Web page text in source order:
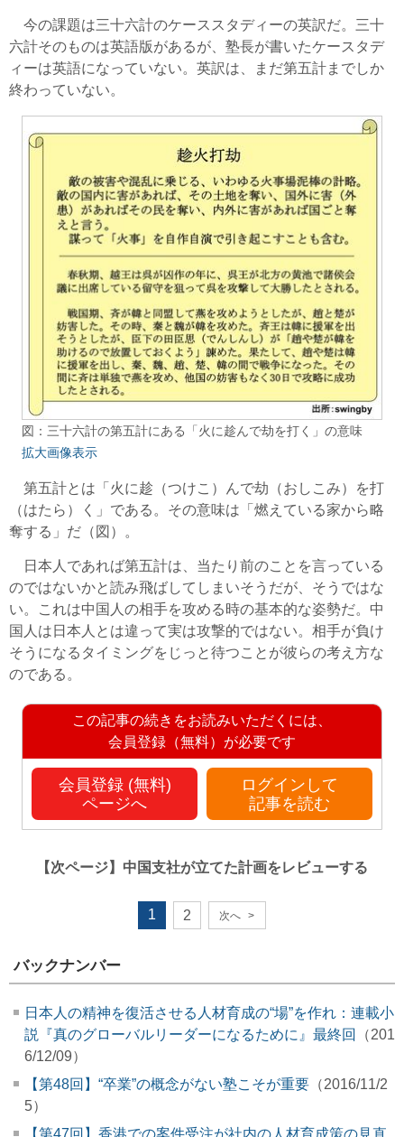
今の課題は三十六計のケーススタディーの英訳だ。三十
六計そのものは英語版があるが、塾長が書いたケースタデ
ィーは英語になっていない。英訳は、まだ第五計までしか
終わっていない。
図：三十六計の第五計にある「火に趁んで劫を打く」の意味
拡大画像表示
第五計とは「火に趁（つけこ）んで劫（おしこみ）を打
（はたら）く」である。その意味は「燃えている家から略
奪する」だ（図）。
日本人であれば第五計は、当たり前のことを言っている
のではないかと読み飛ばしてしまいそうだが、そうではな
い。これは中国人の相手を攻める時の基本的な姿勢だ。中
国人は日本人とは違って実は攻撃的ではない。相手が負け
そうになるタイミングをじっと待つことが彼らの考え方な
のである。
この記事の続きをお読みいただくには、
会員登録（無料）が必要です
会員登録 (無料)
ページへ
ログインして
記事を読む
【次ページ】 中国支社が立てた計画をレビューする
1 2 次へ >
バックナンバー
日本人の精神を復活させる人材育成の“場”を作れ：連載小
説『真のグローバルリーダーになるために』最終回
（201
6/12/09）
【第48回】“卒業”の概念がない塾こそが重要 （2016/11/2
5）
【第47回】香港での案件受注が社内の人材育成策の見直